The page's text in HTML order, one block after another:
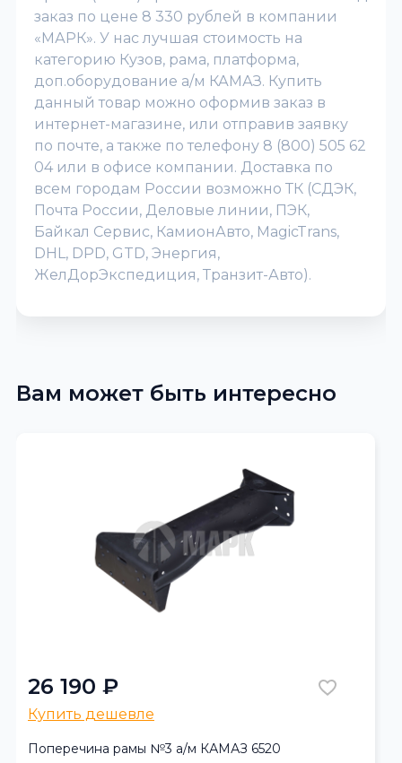
заказ по цене 8 330 рублей в компании
«МАРК». У нас лучшая стоимость на
категорию Кузов, рама, платформа,
доп.оборудование а/м КАМАЗ. Купить
данный товар можно оформив заказ в
интернет-магазине, или отправив заявку
по почте, а также по телефону 8 (800) 505 62
04 или в офисе компании. Доставка по
всем городам России возможно ТК (СДЭК,
Почта России, Деловые линии, ПЭК,
Байкал Сервис, КамионАвто, MagicTrans,
DHL, DPD, GTD, Энергия,
ЖелДорЭкспедиция, Транзит-Авто).
Вам может быть интересно
26 190 ₽
Купить дешевле
Поперечина рамы №3 а/м КАМАЗ 6520